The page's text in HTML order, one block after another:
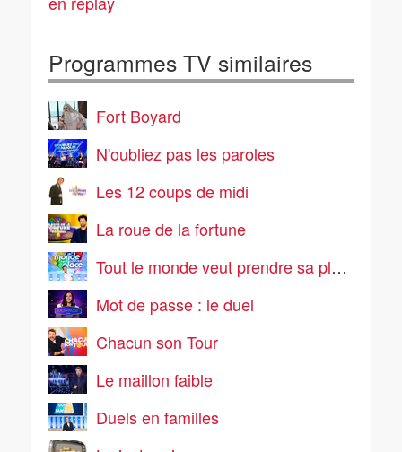
Programmes TV similaires
Fort Boyard
N'oubliez pas les paroles
Les 12 coups de midi
La roue de la fortune
Tout le monde veut prendre sa place
Mot de passe : le duel
Chacun son Tour
Le maillon faible
Duels en familles